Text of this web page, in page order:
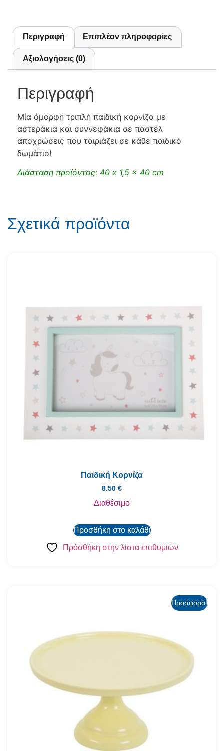
Περιγραφή Επιπλέον πληροφορίες
Αξιολογήσεις (0)
Περιγραφή
Μία όμορφη τριπλή παιδική κορνίζα με
αστεράκια και συννεφάκια σε παστέλ
αποχρώσεις που ταιριάζει σε κάθε παιδικό
δωμάτιο!
Διάσταση προϊόντος: 40 x 1,5 x 40 cm
Σχετικά προϊόντα
Παιδική Κορνίζα
8.50 €
Διαθέσιμο
Προσθήκη στο καλάθι
Πρόσθήκη στην λίστα επιθυμιών
Προσφορά!